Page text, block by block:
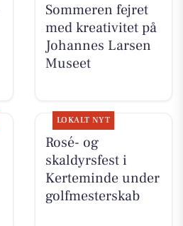
Sommeren fejret
med kreativitet på
Johannes Larsen
Museet
LOKALT NYT
Rosé- og
skaldyrsfest i
Kerteminde under
golfmesterskab